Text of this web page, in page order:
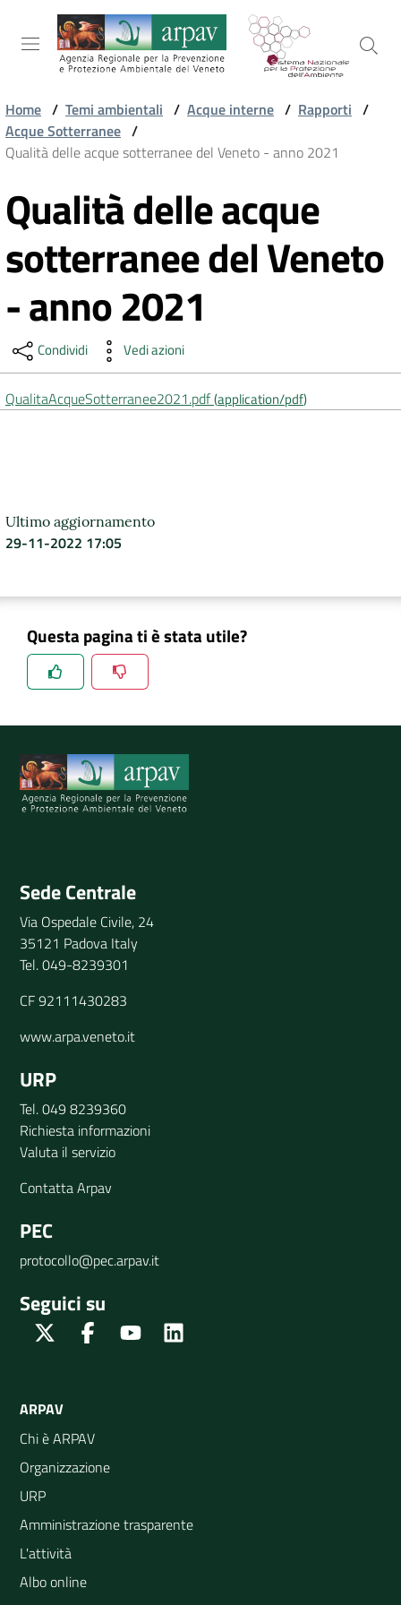
Salta al contenuto
Salta alla navigazione
Salta al footer
ARPAV
TEMI
AMBIENTALI
TERRITORIO
SERVIZI
Home / Temi ambientali / Acque interne / Rapporti /
Acque Sotterranee /
Qualità delle acque sotterranee del Veneto - anno 2021
Vai al contenuto
Qualità delle acque
sotterranee del Veneto
- anno 2021
Condividi Vedi azioni
QualitaAcqueSotterranee2021.pdf(application/pdf)
Ultimo aggiornamento
29-11-2022 17:05
Questa pagina ti è stata utile?
Spiegaci perchè, e aiutaci a migliorare il servizio
Sede Centrale
Via Ospedale Civile, 24
35121 Padova Italy
Tel. 049-8239301
CF 92111430283
www.arpa.veneto.it
URP
Tel. 049 8239360
Richiesta informazioni
Valuta il servizio
Contatta Arpav
PEC
protocollo@pec.arpav.it
Seguici su
Twitter FacebookYoutube
ARPAV
Chi è ARPAV
Organizzazione
URP
Amministrazione trasparente
L'attività
Albo online